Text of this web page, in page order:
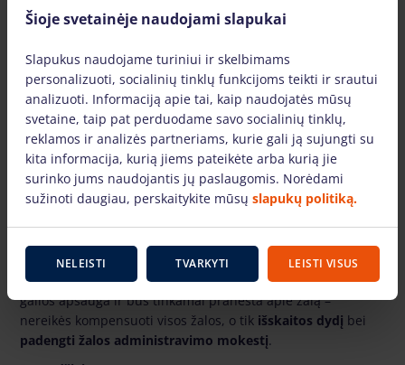
mažiau kaip 1000 EUR*
mokestis
*Išimtis:pasirinkusI draudimovariantą, draudžiamojo įvykio –
vagystės ar visiško turto sunaikinimo – atveju taikoma 40 %
iškaita nuo patirtos žalos sumos.
**Išimtis: pasirinkus II draudimovariantą, vagystės ar visiško
turto sunaikinimo atveju taikoma 20 % iškaita nuo patirtos
žalos sumos.
Kokią naudą gausiu?
Atsitikus įrangos apgadinimui arba praradimui , kuriems
galios apsauga ir bus tinkamai pranešta apie žalą –
nereikės kompensuoti visos žalos, o tik išskaitos dydį bei
padengti žalos administravimo mokestį.
Šioje svetainėje naudojami slapukai
Slapukus naudojame turiniui ir skelbimams
personalizuoti, socialinių tinklų funkcijoms teikti ir srautui
analizuoti. Informaciją apie tai, kaip naudojatės mūsų
svetaine, taip pat perduodame savo socialinių tinklų,
reklamos ir analizės partneriams, kurie gali ją sujungti su
kita informacija, kurią jiems pateikėte arba kurią jie
surinko jums naudojantis jų paslaugomis. Norėdami
sužinoti daugiau, perskaitykite mūsų slapukų politiką.
NELEISTI TVARKYTI LEISTI VISUS